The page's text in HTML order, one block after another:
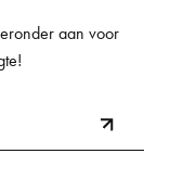
aan voor
meld
aan